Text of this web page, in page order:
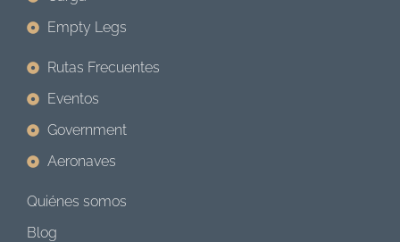
Empty Legs
Rutas Frecuentes
Eventos
Government
Aeronaves
Quiénes somos
Blog